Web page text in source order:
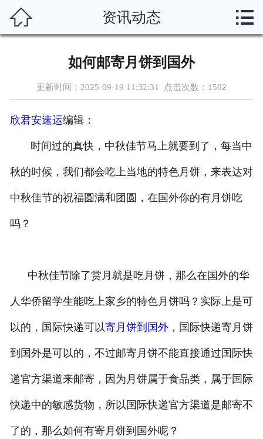
运输渠道
服务说明
资质荣誉
 资讯动态 
如何邮寄月饼到国外
更新时间：2025-09-19 11:32:31 点击次数： 1502
欣君安速运编辑：
时间过的真快，中秋佳节马上就要到了，每当中
秋的时候，我们都会吃上当地的特色月饼，来表达对
中秋佳节的祝福圆满和团圆，在国外你的有月饼吃
吗？
中秋佳节除了赏月就是吃月饼，那么在国外的华
人华侨留学生能吃上家乡的特色月饼吗？实际上是可
以的，国际快递可以寄月饼到国外，国际快递寄月饼
到国外是可以的，不过邮寄月饼不能直接通过国际快
递官方渠道来邮寄，因为月饼属于食品类，属于国际
快递中的敏感货物，所以国际快递官方渠道是邮寄不
了的，那么如何有寄月饼到国外呢？